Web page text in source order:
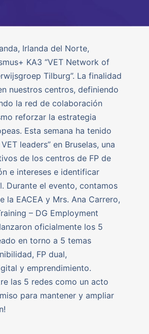
Irlanda del Norte,
KA3 “VET Network of
Tilburg”. La finalidad
nuestros centros, definiendo
la red de colaboración
reforzar la estrategia
Esta semana ha tenido
leaders” en Bruselas, una
de los centros de FP de
e intereses e identificar
Durante el evento, contamos
la EACEA y Mrs. Ana Carrero,
– DG Employment
oficialmente los 5
en torno a 5 temas
FP dual,
y emprendimiento.
las 5 redes como un acto
para mantener y ampliar